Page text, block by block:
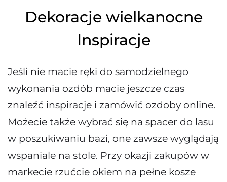
Dekoracje wielkanocne
Inspiracje
Jeśli nie macie ręki do samodzielnego
wykonania ozdób macie jeszcze czas
znaleźć inspiracje i zamówić ozdoby online.
Możecie także wybrać się na spacer do lasu
w poszukiwaniu bazi, one zawsze wyglądają
wspaniale na stole. Przy okazji zakupów w
markecie rzućcie okiem na pełne kosze